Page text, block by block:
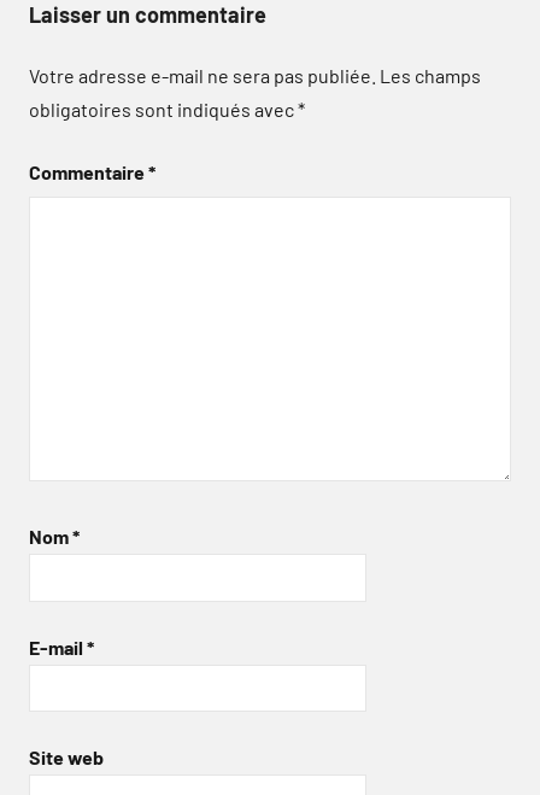
Laisser un commentaire
Votre adresse e-mail ne sera pas publiée. Les champs
obligatoires sont indiqués avec*
Commentaire*
Nom*
E-mail *
Site web